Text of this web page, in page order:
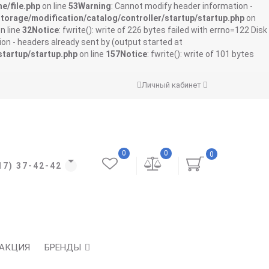
file.php on line 53Warning: Cannot modify header information -
modification/catalog/controller/startup/startup.php on
line 32Notice: fwrite(): write of 226 bytes failed with errno=122 Disk
- headers already sent by (output started at
startup.php on line 157Notice: fwrite(): write of 101 bytes
Личный кабинет
37-42-42
0
0
0
БРЕНДЫ